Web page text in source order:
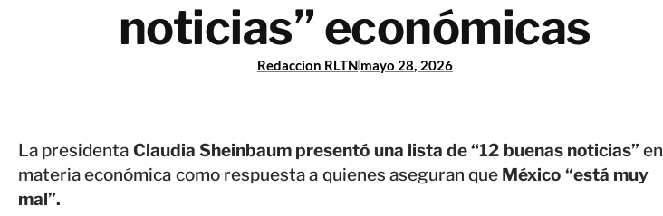
noticias” económicas
Redaccion RLTN mayo 28, 2026
La presidenta Claudia Sheinbaum presentó una lista de “12 buenas noticias”en
materia económica como respuesta a quienes aseguran que México “está muy
mal”.